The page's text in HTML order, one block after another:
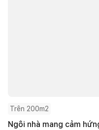
Trên 200m2
Ngôi nhà mang cảm